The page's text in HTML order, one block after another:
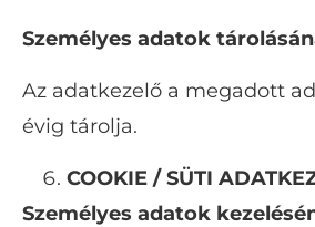
Személyes adatok
Az adatkezelő a megadott
évig tárolja.
COOKIE / SÜTI
Személyes adatok